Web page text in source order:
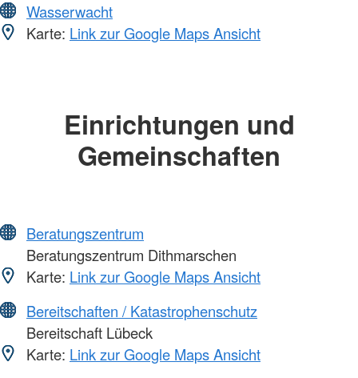
Wasserwacht
Karte: Link zur Google Maps Ansicht
Einrichtungen und
Gemeinschaften
Beratungszentrum
Beratungszentrum Dithmarschen
Karte: Link zur Google Maps Ansicht
Bereitschaften / Katastrophenschutz
Bereitschaft Lübeck
Karte: Link zur Google Maps Ansicht